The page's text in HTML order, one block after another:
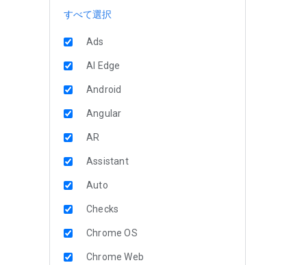
すべて選択
Ads
AI Edge
Android
Angular
AR
Assistant
Auto
Checks
Chrome OS
Chrome Web